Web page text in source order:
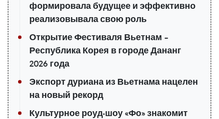
формировала будущее и эффективно
реализовывала свою роль
Открытие Фестиваля Вьетнам –
Республика Корея в городе Дананг
2026 года
Экспорт дуриана из Вьетнама нацелен
на новый рекорд
Культурное роуд-шоу «Фо» знакомит